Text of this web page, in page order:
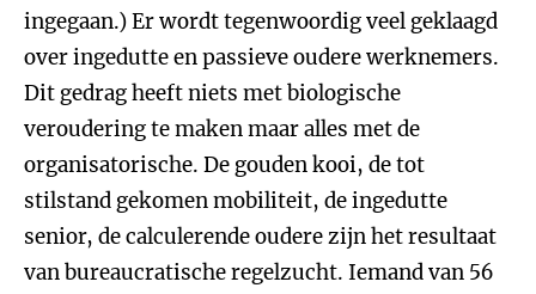
ingegaan.) Er wordt tegenwoordig veel geklaagd
over ingedutte en passieve oudere werknemers.
Dit gedrag heeft niets met biologische
veroudering te maken maar alles met de
organisatorische. De gouden kooi, de tot
stilstand gekomen mobiliteit, de ingedutte
senior, de calculerende oudere zijn het resultaat
van bureaucratische regelzucht. Iemand van 56